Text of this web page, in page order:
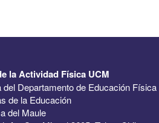
la Actividad Física UCM
Departamento de Educación Física
de la Educación
del Maule